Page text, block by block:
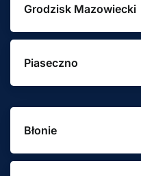
Grodzisk Mazowiecki
Piaseczno
Błonie